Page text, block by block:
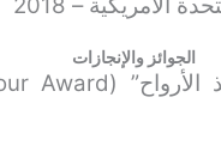
الجوائز والإنجازات